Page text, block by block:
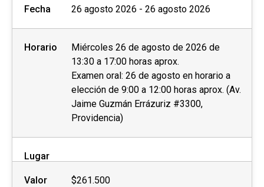
Fecha 26 agosto 2026 - 26 agosto 2026
Horario
Miércoles 26 de agosto de 2026 de
13:30 a 17:00 horas aprox.
Examen oral: 26 de agosto en horario a
elección de 9:00 a 12:00 horas aprox. (Av.
Jaime Guzmán Errázuriz #3300,
Providencia)
Lugar
Valor $261.500